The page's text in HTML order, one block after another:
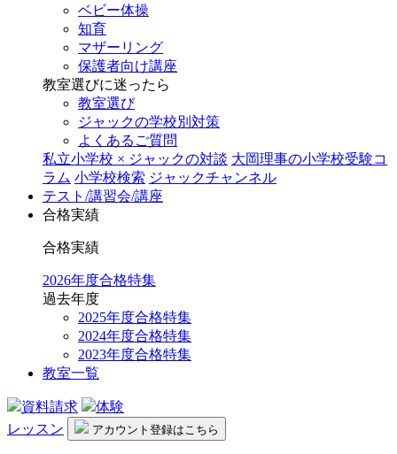
ベビー体操
知育
マザーリング
保護者向け講座
教室選びに迷ったら
教室選び
ジャックの学校別対策
よくあるご質問
私立小学校 × ジャックの対談 大岡理事の小学校受験コ
ラム 小学校検索 ジャックチャンネル
テスト/講習会/講座
合格実績
合格実績
2026年度合格特集
過去年度
2025年度合格特集
2024年度合格特集
2023年度合格特集
教室一覧
資料請求
体験
レッスン
アカウント 登録はこちら